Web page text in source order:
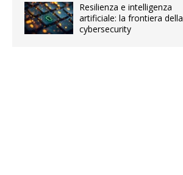
Resilienza e intelligenza
artificiale: la frontiera della
cybersecurity